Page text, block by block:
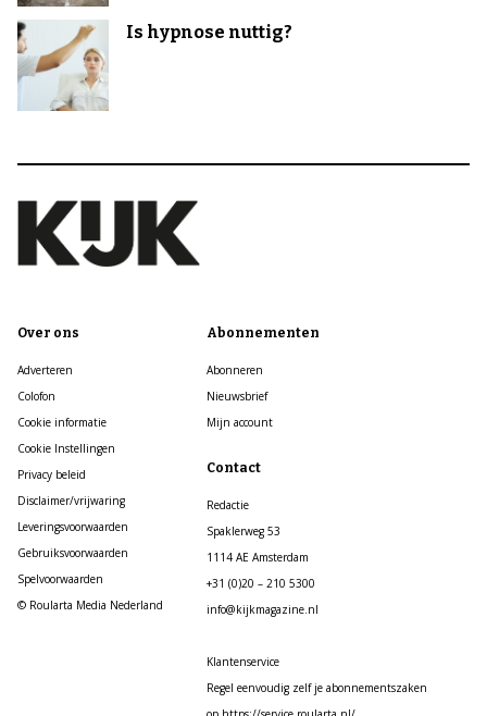
Is hypnose nuttig?
Over ons
Adverteren
Colofon
Cookie informatie
Cookie Instellingen
Privacy beleid
Disclaimer/vrijwaring
Leveringsvoorwaarden
Gebruiksvoorwaarden
Spelvoorwaarden
© Roularta Media Nederland
Abonnementen
Abonneren
Nieuwsbrief
Mijn account
Contact
Redactie
Spaklerweg 53
1114 AE Amsterdam
+31 (0)20 – 210 5300
info@kijkmagazine.nl
Klantenservice
Regel eenvoudig zelf je abonnementszaken